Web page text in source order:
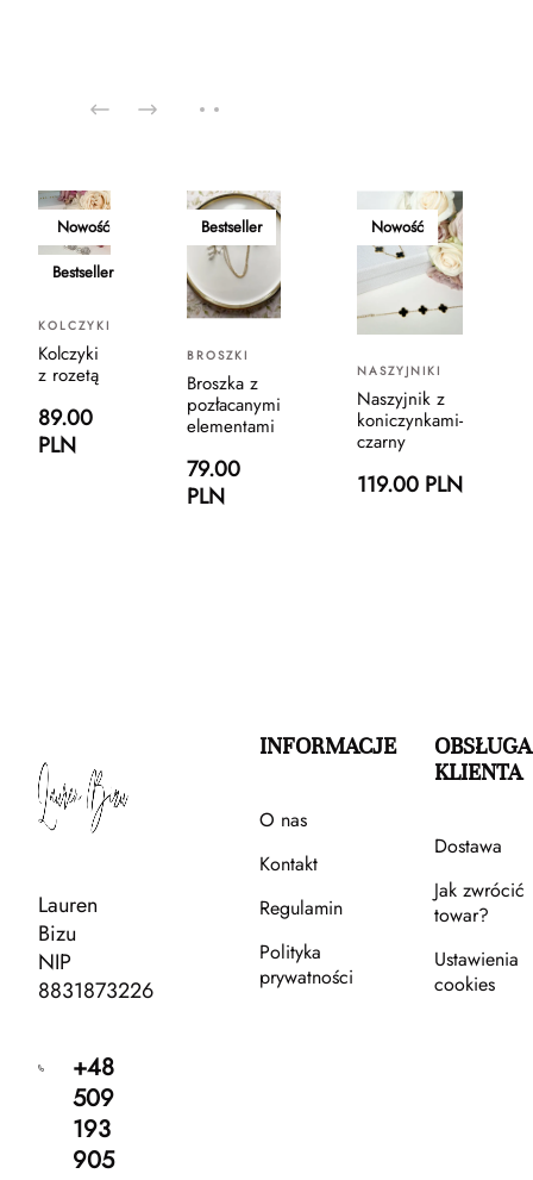
Nowość
Bestseller
KOLCZYKI
Kolczyki
z rozetą
89.00
PLN
Bestseller
BROSZKI
Broszka z
pozłacanymi
elementami
79.00
PLN
Nowość
NASZYJNIKI
Naszyjnik z
koniczynkami-
czarny
119.00 PLN
Lauren
Bizu
NIP
8831873226
+48
509
193
905
INFORMACJE
O nas
Kontakt
Regulamin
Polityka
prywatności
OBSŁUGA
KLIENTA
Dostawa
Jak zwrócić
towar?
Ustawienia
cookies